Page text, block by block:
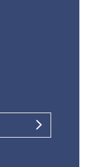
arrow_forward_ios